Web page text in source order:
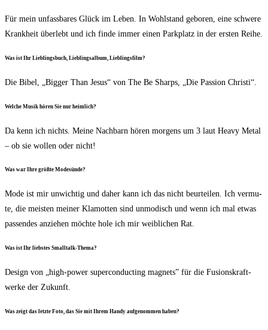
Für mein unfass­ba­res Glück im Leben. In Wohl­stand gebo­ren, eine schwe­re
Krank­heit über­lebt und ich fin­de immer einen Park­platz in der ers­ten Reihe.
Was ist Ihr Lieb­lings­buch, Lieb­lings­al­bum, Lieblingsfilm?
Die Bibel, „Big­ger Than Jesus“ von The Be Sharps, „Die Pas­si­on Christi“.
Wel­che Musik hören Sie nur heimlich?
Da kenn ich nichts. Mei­ne Nach­barn hören mor­gens um 3 laut Hea­vy Metal
– ob sie wol­len oder nicht!
Was war Ihre größ­te Modesünde?
Mode ist mir unwich­tig und daher kann ich das nicht beur­tei­len. Ich ver­mu­
te, die meis­ten mei­ner Kla­mot­ten sind unmo­disch und wenn ich mal etwas
pas­sen­des anzie­hen möch­te hole ich mir weib­li­chen Rat.
Was ist Ihr liebs­tes Smalltalk-Thema?
Design von „high-power super­con­duc­ting magnets” für die Fusi­ons­kraft­
wer­ke der Zukunft.
Was zeigt das letz­te Foto, das Sie mit Ihrem Han­dy auf­ge­nom­men haben?